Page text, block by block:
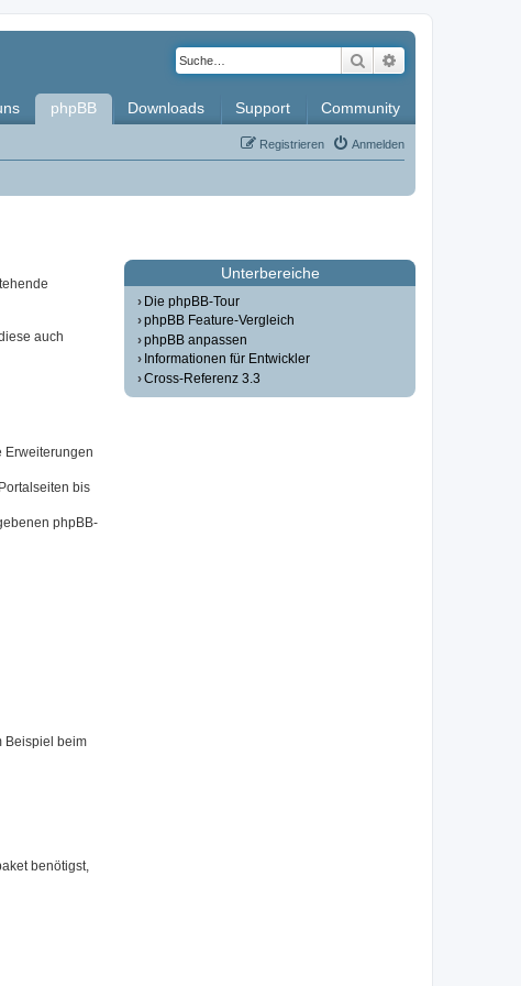
Suche
phpBB Downloads Support Community
Anmelden
Registrieren
auch
Erweiterungen
bis
phpBB-
Beispiel beim
benötigst,
Unterbereiche
Die phpBB-Tour
phpBB Feature-Vergleich
phpBB anpassen
Informationen für Entwickler
Cross-Referenz 3.3